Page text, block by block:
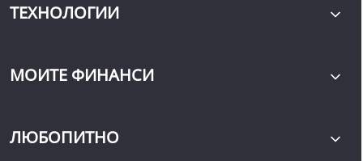
ТЕХНОЛОГИИ
МОИТЕ ФИНАНСИ
ЛЮБОПИТНО